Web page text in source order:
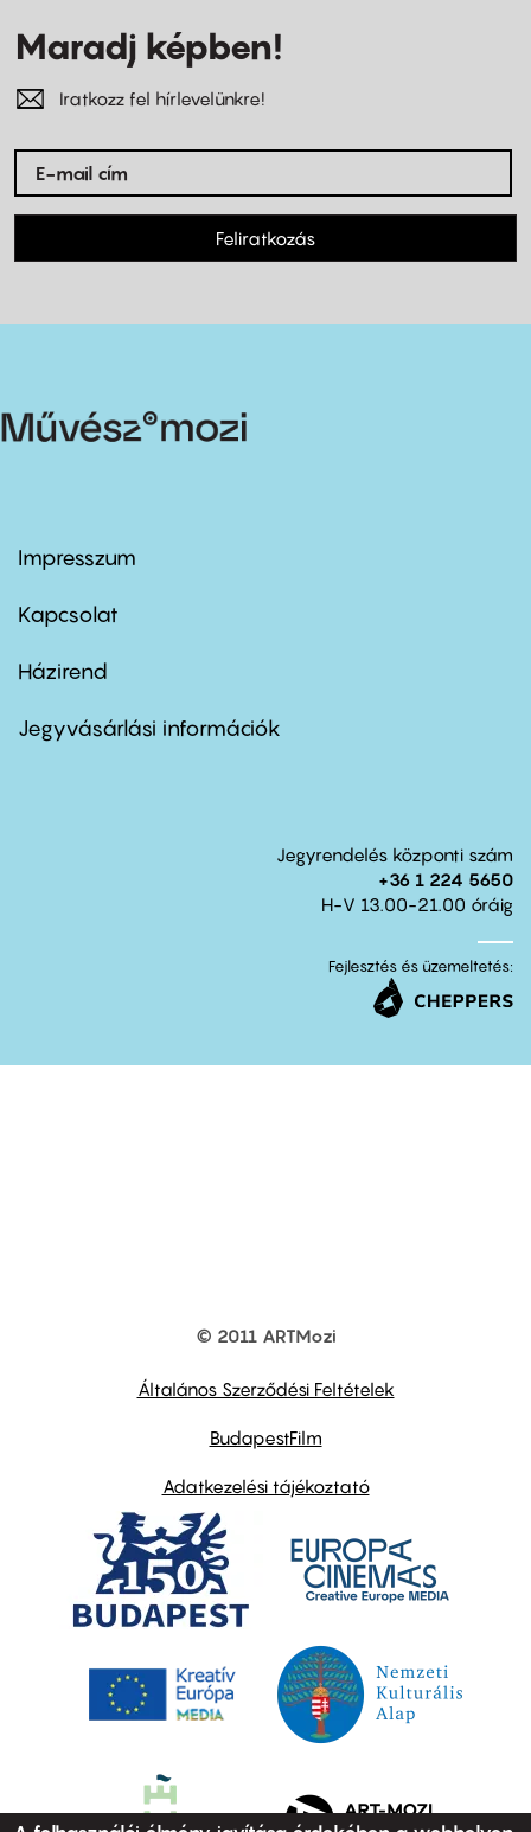
Maradj képben!
Iratkozz fel hírlevelünkre!
Feliratkozás
Footer
first
Impresszum
Kapcsolat
Footer
second
Házirend
Jegyvásárlási információk
Jegyrendelés központi szám
+36 1 224 5650
H-V 13.00-21.00 óráig
Fejlesztés és üzemeltetés:
© 2011 ARTMozi
Általános Szerződési Feltételek
BudapestFilm
Adatkezelési tájékoztató